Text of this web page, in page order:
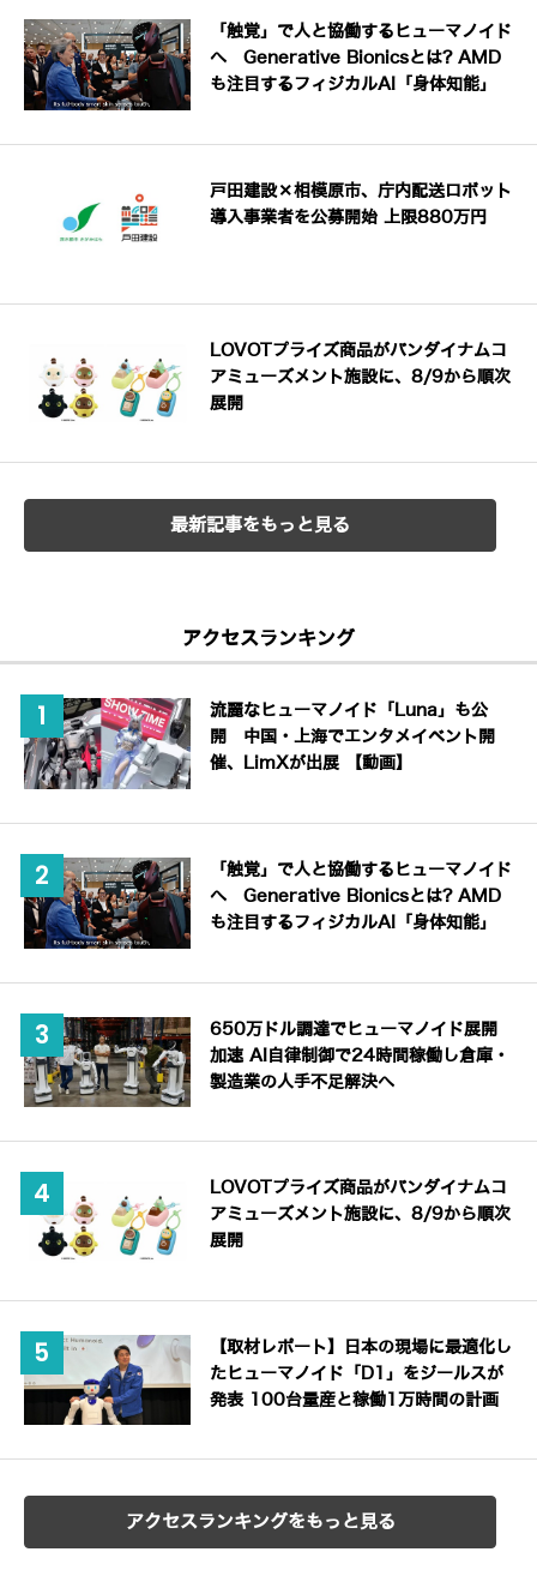
「触覚」で人と協働するヒューマノイド
へ Generative Bionicsとは? AMD
も注目するフィジカルAI「身体知能」
戸田建設×相模原市、庁内配送ロボット
導入事業者を公募開始 上限880万円
LOVOTプライズ商品がバンダイナムコ
アミューズメント施設に、8/9から順次
展開
最新記事をもっと見る
アクセスランキング
流麗なヒューマノイド「Luna」も公
開 中国・上海でエンタメイベント開
催、LimXが出展 【動画】
「触覚」で人と協働するヒューマノイド
へ Generative Bionicsとは? AMD
も注目するフィジカルAI「身体知能」
650万ドル調達でヒューマノイド展開
加速 AI自律制御で24時間稼働し倉庫・
製造業の人手不足解決へ
LOVOTプライズ商品がバンダイナムコ
アミューズメント施設に、8/9から順次
展開
【取材レポート】日本の現場に最適化し
たヒューマノイド「D1」をジールスが
発表 100台量産と稼働1万時間の計画
アクセスランキングをもっと見る